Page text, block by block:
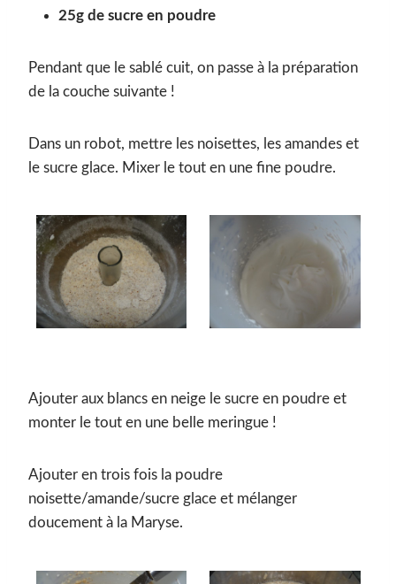
25g de sucre en poudre
Pendant que le sablé cuit, on passe à la préparation
de la couche suivante !
Dans un robot, mettre les noisettes, les amandes et
le sucre glace. Mixer le tout en une fine poudre.
Ajouter aux blancs en neige le sucre en poudre et
monter le tout en une belle meringue !
Ajouter en trois fois la poudre
noisette/amande/sucre glace et mélanger
doucement à la Maryse.